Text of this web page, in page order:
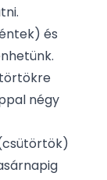
és
négy